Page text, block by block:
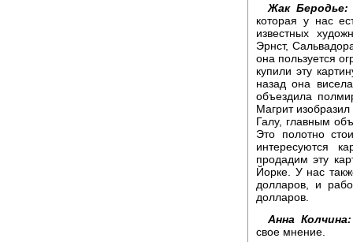
Жак Беродье:
которая у нас
известных
Эрнст,
она пользуется
купили эту
назад она
объездила
Магрит
Галу, главным
Это полотно
интересуются
продадим эту
Йорке. У нас
долларов, и
долларов.
Анна Колчина:
свое мнение.